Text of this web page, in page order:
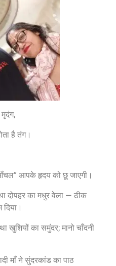
है तंग।
आपके हृदय को छू जाएगी।
दोपहर का मधुर वेला — ठीक
खुशियों का समुंदर; मानो चाँदनी
माँ ने सुंदरकांड का पाठ